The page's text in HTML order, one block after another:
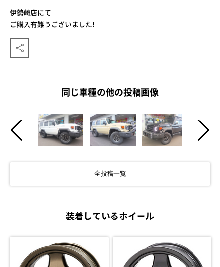
伊勢崎店にて
ご購入有難うございました!
同じ車種の他の投稿画像
全投稿一覧
装着しているホイール